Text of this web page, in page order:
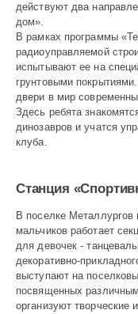
действуют два
дом».
В рамках программы
радио­управляемой
испытывают ее на
грунтовыми
двери в мир
Здесь ребята
динозавров и учатся
клуба.
Станция
В поселке
мальчиков работает
для девочек -
декоративно-
выступают на
посвященных
организуют творческие